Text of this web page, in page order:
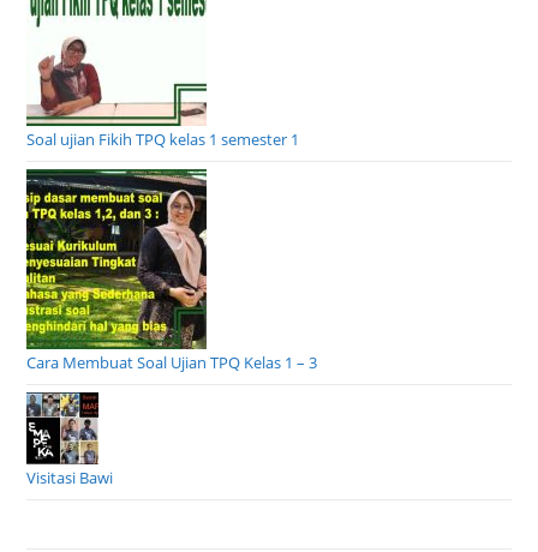
Soal ujian Fikih TPQ kelas 1 semester 1
Cara Membuat Soal Ujian TPQ Kelas 1 – 3
Visitasi Bawi